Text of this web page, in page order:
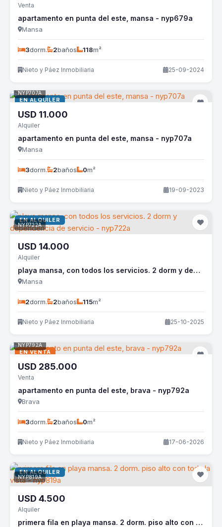
Venta
apartamento en punta del este, mansa - nyp679a
Mansa
3dorm. 2baños 118m²
Nieto y Páez Inmobiliaria 25-09-2024
EN ALQUILER
NYP707A
USD 11.000
Alquiler
apartamento en punta del este, mansa - nyp707a
Mansa
3dorm. 2baños 0m²
Nieto y Páez Inmobiliaria 19-09-2023
EN ALQUILER
NYP722A
USD 14.000
Alquiler
playa mansa, con todos los servicios. 2 dorm y dependencia de servicio - nyp722a
Mansa
2dorm. 2baños 115m²
Nieto y Páez Inmobiliaria 25-10-2025
EN VENTA
NYP792A
USD 285.000
Venta
apartamento en punta del este, brava - nyp792a
Brava
3dorm. 2baños 0m²
Nieto y Páez Inmobiliaria 17-06-2026
EN ALQUILER
NYP819A
USD 4.500
Alquiler
primera fila en playa mansa. 2 dorm. piso alto con toda la vista - nyp819a